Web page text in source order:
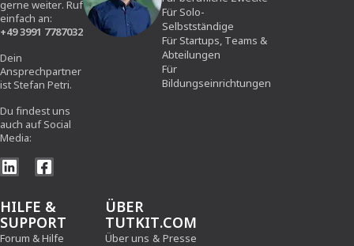
gerne weiter. Ruf
einfach an:
+49 3991 7787032
Dein
Ansprechpartner
ist Stefan Petri.
Du findest uns
auch auf Social
Media:
Für Solo-
Selbstständige
Für Startups, Teams &
Abteilungen
Für
Bildungseinrichtungen
HILFE &
SUPPORT
Forum & Hilfe
ÜBER
TUTKIT.COM
Über uns & Presse